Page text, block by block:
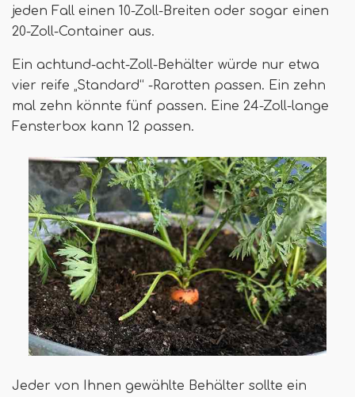
jeden Fall einen 10-Zoll-Breiten oder sogar einen
20-Zoll-Container aus.
Ein achtund-acht-Zoll-Behälter würde nur etwa
vier reife „Standard“ -Rarotten passen. Ein zehn
mal zehn könnte fünf passen. Eine 24-Zoll-lange
Fensterbox kann 12 passen.
Jeder von Ihnen gewählte Behälter sollte ein